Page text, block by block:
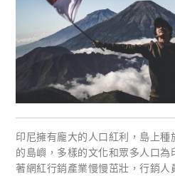
印尼擁有龐大的人口紅利，島上
的島嶼，多樣的文化和眾多人口
著網紅行銷產業慢慢茁壯，行銷人